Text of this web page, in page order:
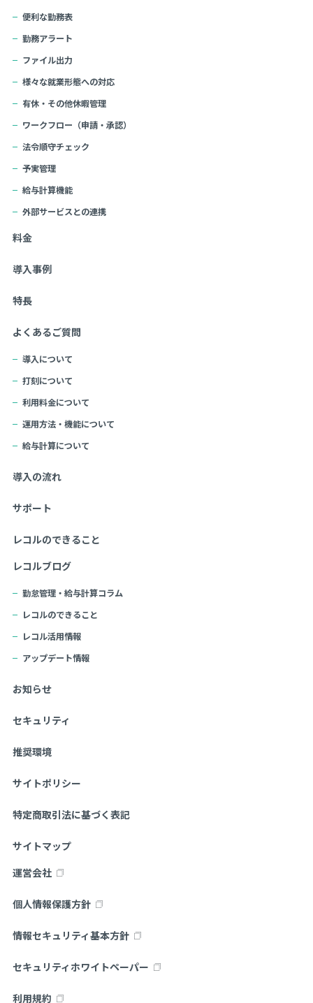
便利な勤務表
勤務アラート
ファイル出力
様々な就業形態への対応
有休・その他休暇管理
ワークフロー（申請・承認）
法令順守チェック
予実管理
給与計算機能
外部サービスとの連携
料金
導入事例
特長
よくあるご質問
導入について
打刻について
利用料金について
運用方法・機能について
給与計算について
導入の流れ
サポート
レコルのできること
レコルブログ
勤怠管理・給与計算コラム
レコルのできること
レコル活用情報
アップデート情報
お知らせ
セキュリティ
推奨環境
サイトポリシー
特定商取引法に基づく表記
サイトマップ
運営会社
個人情報保護方針
情報セキュリティ基本方針
セキュリティホワイトペーパー
利用規約